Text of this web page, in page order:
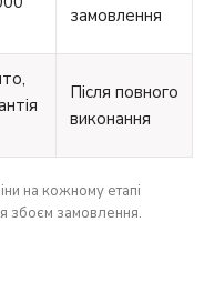
замовлення
Після повного
виконання
на кожному етапі
збоєм замовлення.